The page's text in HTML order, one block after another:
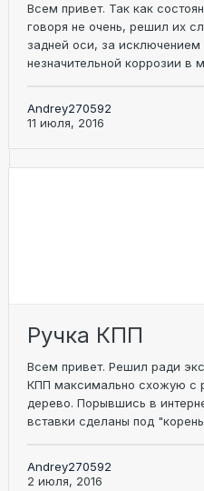
Всем привет. Так как
говоря не очень, решил их
задней оси, за исключением
незначительной коррозии в
Andrey270592
11 июля, 2016
Ручка КПП
Всем привет. Решил ради
КПП максимально схожую с
дерево. Порывшись в
вставки сделаны под
Andrey270592
2 июля, 2016